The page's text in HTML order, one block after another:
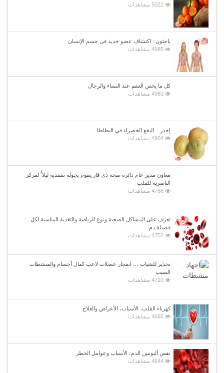
5021 مشاهدات
باحثون : اكتشاف عضو جديد فى جسم الإنسان
4985 مشاهدات
كل ما يخص العقم عند النساء والرجال
4983 مشاهدات
إحذر .. البقع الخضراء في البطاطا
4964 مشاهدات
معاون مدير عام دائرة صحة ذي قار يقوم بجولة تفقدية ليلا ًُ لمركز
الناصرية للقلب
4766 مشاهدات
تعرف على المشاكل الصحية ونوع الرياضة والتغذية المناسبة لكل
فصيلة دم
4752 مشاهدات
تحذير للشباب … انفجار عضلات لاعب كمال أجسام والمنشطات
السبب
4710 مشاهدات
كهرباء القلب، الأسباب، الأعراض والعلاج
4665 مشاهدات
نقص ألبومين الدم، الأسباب وعوامل الخطر
4644 مشاهدات